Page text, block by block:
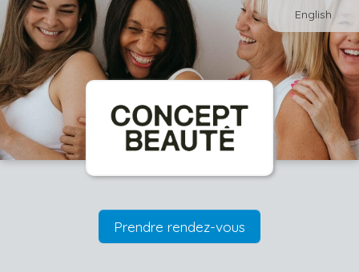
English
Prendre rendez-vous